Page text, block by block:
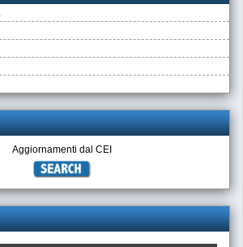
Aggiornamenti dal CEI